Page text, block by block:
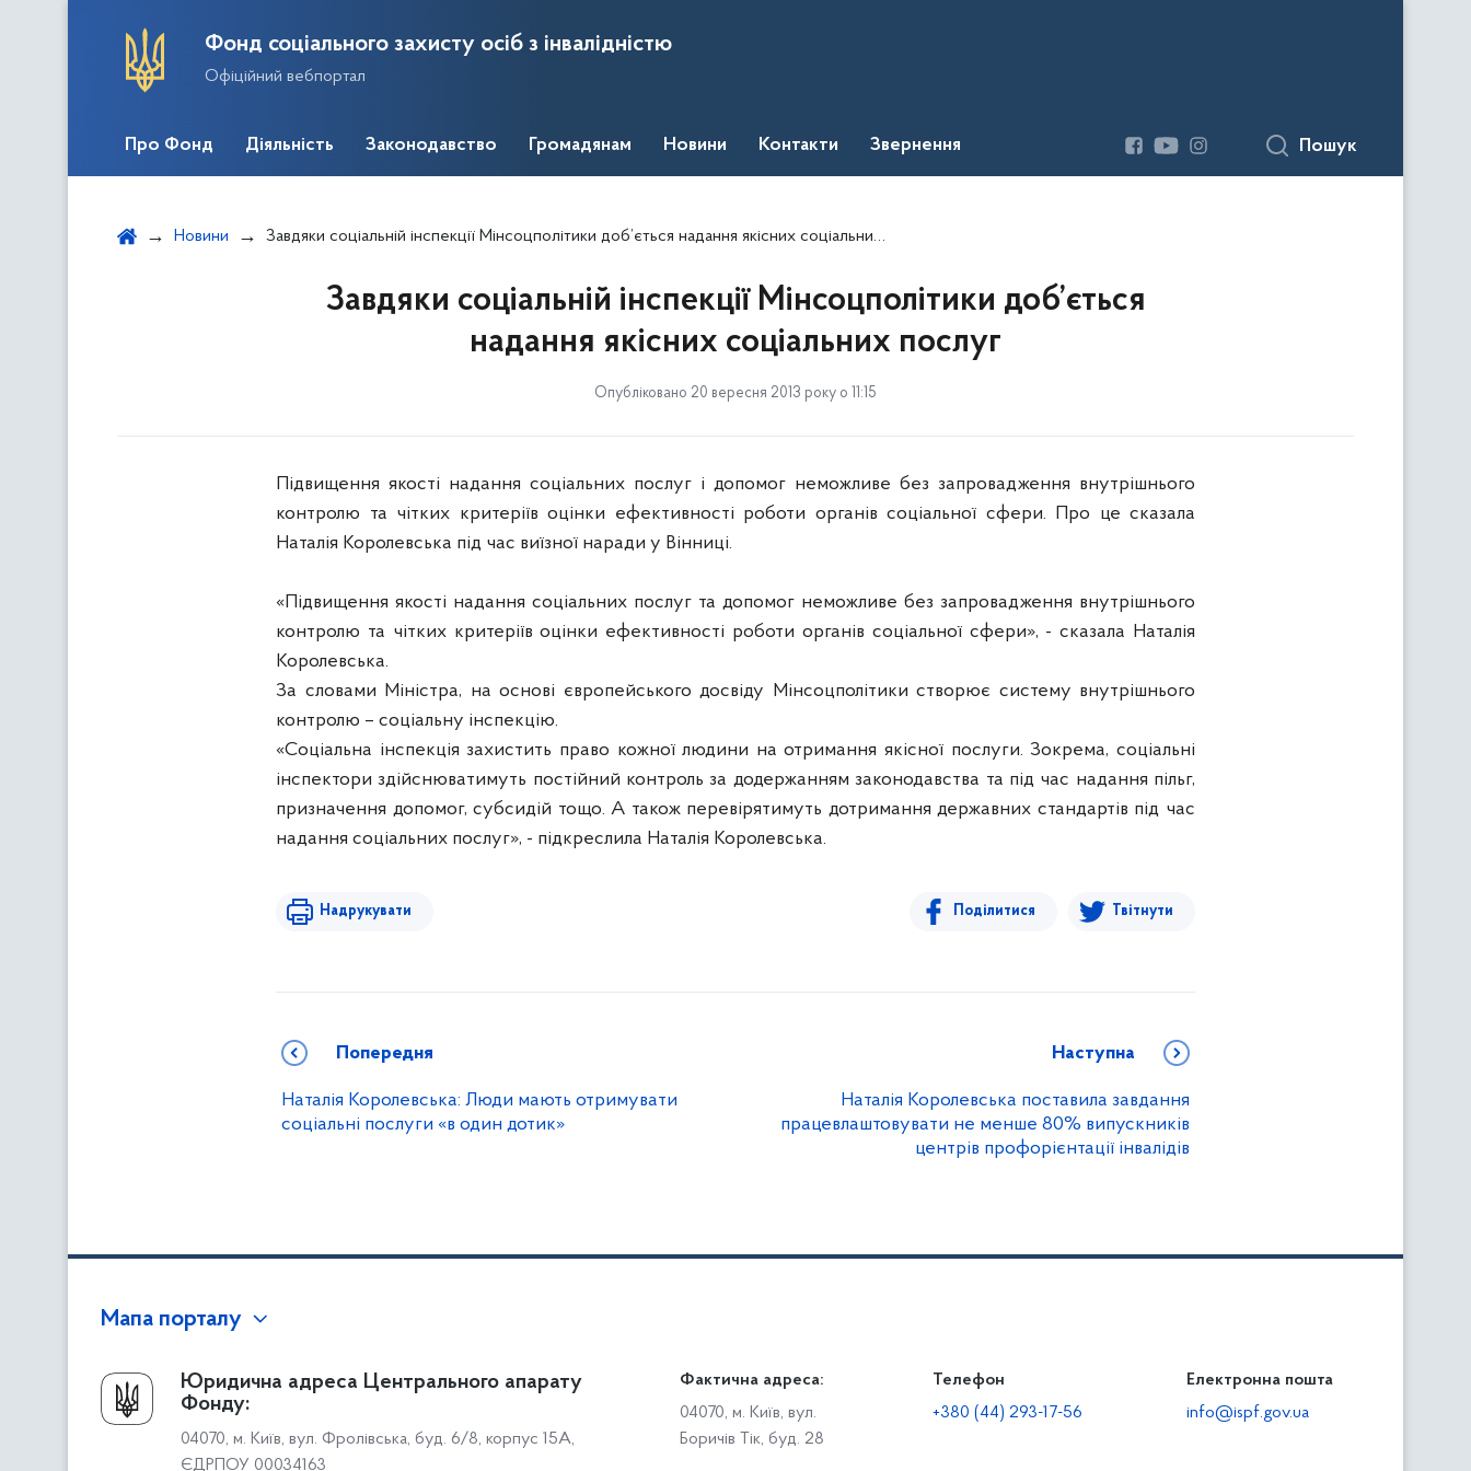
Фонд соціального захисту осіб з інвалідністю
Офіційний вебпортал
Про Фонд Діяльність Законодавство Громадянам Новини Контакти Звернення Пошук
Новини Завдяки соціальній інспекції Мінсоцполітики доб’ється надання якісних соціальних послуг
Завдяки соціальній інспекції Мінсоцполітики доб’ється
надання якісних соціальних послуг
Опубліковано 20 вересня 2013 року о 11:15
Підвищення якості надання соціальних послуг і допомог неможливе без запровадження внутрішнього
контролю та чітких критеріїв оцінки ефективності роботи органів соціальної сфери. Про це сказала
Наталія Королевська під час виїзної наради у Вінниці.
«Підвищення якості надання соціальних послуг та допомог неможливе без запровадження внутрішнього
контролю та чітких критеріїв оцінки ефективності роботи органів соціальної сфери», - сказала Наталія
Королевська.
За словами Міністра, на основі європейського досвіду Мінсоцполітики створює систему внутрішнього
контролю – соціальну інспекцію.
«Соціальна інспекція захистить право кожної людини на отримання якісної послуги. Зокрема, соціальні
інспектори здійснюватимуть постійний контроль за додержанням законодавства та під час надання пільг,
призначення допомог, субсидій тощо. А також перевірятимуть дотримання державних стандартів під час
надання соціальних послуг», - підкреслила Наталія Королевська.
Надрукувати Поділитися Твітнути
Попередня
Наталія Королевська: Люди мають отримувати
соціальні послуги «в один дотик»
Наступна
Наталія Королевська поставила завдання
працевлаштовувати не менше 80% випускників
центрів профорієнтації інвалідів
Мапа порталу
Про Фонд
Керівництво
Структура Фонду
Громадянам
Доступ до публічної інформації
Звіти щодо роботи із запитами на отримання публічної
Діяльність
Роботодавцям
Юридична адреса Центрального апарату
Фонду:
04070, м. Київ, вул. Фролівська, буд. 6/8, корпус 15А,
ЄДРПОУ 00034163
Фактична адреса:
04070, м. Київ, вул.
Боричів Тік, буд. 28
Телефон
+380 (44) 293-17-56
Електронна пошта
info@ispf.gov.ua